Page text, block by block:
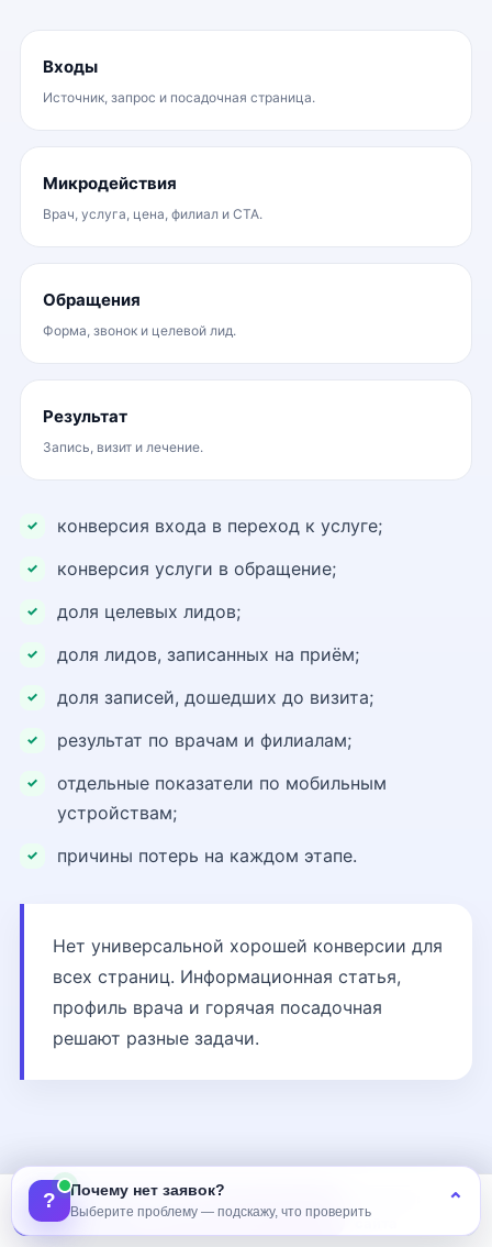
? Почему нет заявок?
Выберите проблему — подскажу, что проверить ⌃
Входы
Источник, запрос и посадочная страница.
Микродействия
Врач, услуга, цена, филиал и CTA.
Обращения
Форма, звонок и целевой лид.
Результат
Запись, визит и лечение.
конверсия входа в переход к услуге;
конверсия услуги в обращение;
доля целевых лидов;
доля лидов, записанных на приём;
доля записей, дошедших до визита;
результат по врачам и филиалам;
отдельные показатели по мобильным
устройствам;
причины потерь на каждом этапе.
Нет универсальной хорошей конверсии для
всех страниц. Информационная статья,
профиль врача и горячая посадочная
решают разные задачи.
Аудит сайта